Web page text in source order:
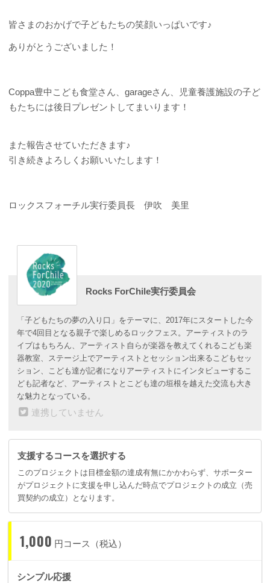
皆さまのおかげで子どもたちの笑顔いっぱいです♪
ありがとうございました！
Coppa豊中こども食堂さん、garageさん、児童養護施設の子ど
もたちには後日プレゼントしてまいります！
また報告させていただきます♪
引き続きよろしくお願いいたします！
ロックスフォーチル実行委員長 伊吹 美里
Rocks ForChile実行委員会
「子どもたちの夢の入り口」をテーマに、2017年にスタートした今
年で4回目となる親子で楽しめるロックフェス。アーティストのラ
イブはもちろん、アーティスト自らが楽器を教えてくれるこども楽
器教室、ステージ上でアーティストとセッション出来るこどもセッ
ション、こども達が記者になりアーティストにインタビューするこ
ども記者など、アーティストとこども達の垣根を越えた交流も大き
な魅力となっている。
連携していません
支援するコースを選択する
このプロジェクトは目標金額の達成有無にかかわらず、サポーター
がプロジェクトに支援を申し込んだ時点でプロジェクトの成立（売
買契約の成立）となります。
1,000 円コース（税込）
シンプル応援